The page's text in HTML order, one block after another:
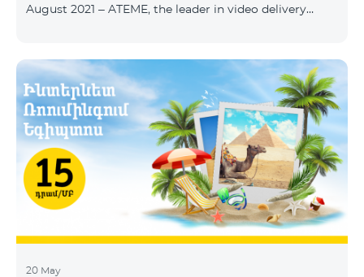
August 2021 – ATEME, the leader in video delivery
operator running under the Beeline brand, has
selected its integrated OTT video-delivery solution to
enable a re-launch of its TV offering to the Armenian
market. With a legacy system in place, Telecom
Armenia identified a need for a scalable and effective
video-delivery solution as part of a p
20 May